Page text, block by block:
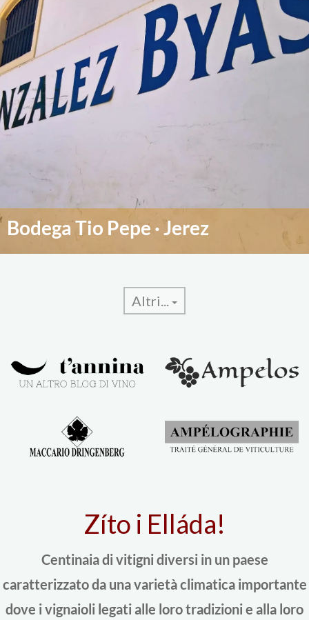
Bodega Tio Pepe · Jerez
Altri...
Zíto i Elláda!
Centinaia di vitigni diversi in un paese
caratterizzato da una varietà climatica importante
dove i vignaioli legati alle loro tradizioni e alla loro